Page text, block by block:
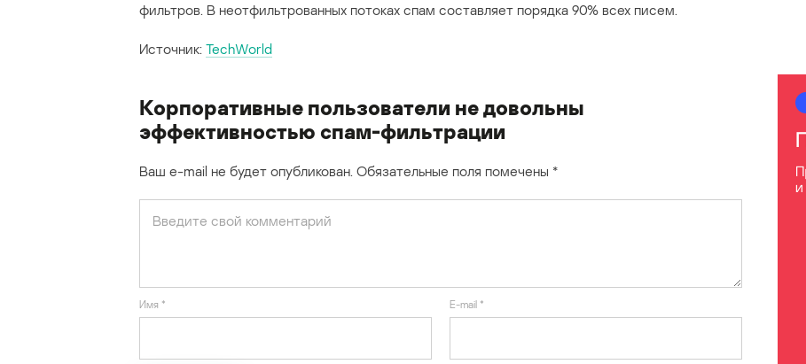
фильтров. В неотфильтрованных потоках спам составляет порядка 90% всех писем.
Источник: TechWorld
Корпоративные пользователи не довольны
эффективностью спам-фильтрации
Ваш e-mail не будет опубликован. Обязательные поля помечены *
Имя * E-mail *